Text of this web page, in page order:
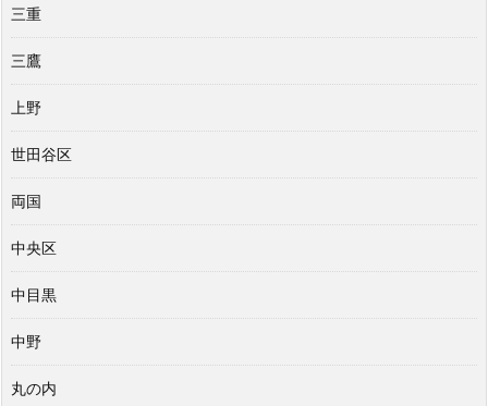
三重
三鷹
上野
世田谷区
両国
中央区
中目黒
中野
丸の内